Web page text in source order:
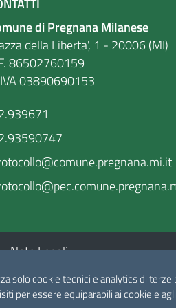
solo cookie tecnici e analytics di terze
per essere equiparabili ai cookie e
di Pregnana Milanese
della Liberta', 1 - 20006 (MI)
86502760159
03890690153
Note Legali